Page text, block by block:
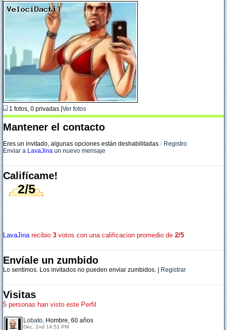
1 fotos, 0 privadas | Ver fotos
Mantener el contacto
Eres un invitado, algunas opciones están deshabilitadas · Registro
Enviar a LavaJina un nuevo mensaje
Califícame!
2/5
LavaJinarecibio 3 votos con una calificacion promedio de 2/5
Envíale un zumbido
Lo sentimos. Los invitados no pueden enviar zumbidos. | Registrar
Visitas
5 personas han visto este Perfil
Lobato, Hombre, 60 años
Dec. 2nd 14:51 PM